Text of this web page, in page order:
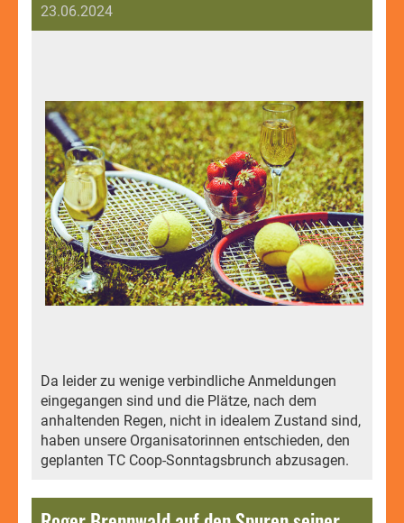
23.06.2024
Da leider zu wenige verbindliche Anmeldungen
eingegangen sind und die Plätze, nach dem
anhaltenden Regen, nicht in idealem Zustand sind,
haben unsere Organisatorinnen entschieden, den
geplanten TC Coop-Sonntagsbrunch abzusagen.